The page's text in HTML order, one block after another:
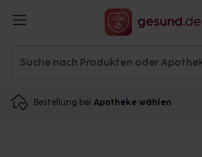
Bestellung bei Apotheke wählen